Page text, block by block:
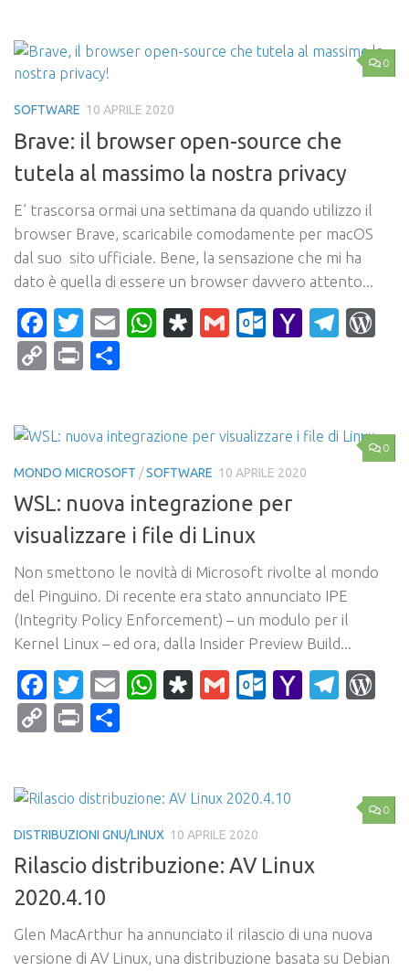
0
SOFTWARE 10 APRILE 2020
Brave: il browser open-source che
tutela al massimo la nostra privacy
E’ trascorsa ormai una settimana da quando utilizzo il
browser Brave, scaricabile comodamente per macOS
dal suo sito ufficiale. Bene, la sensazione che mi ha
dato è quella di essere un browser davvero attento...
Facebook
Twitter
EmailWhatsApp
Diaspora
Gmail Yahoo
CopyPrint
0
MONDO MICROSOFT /SOFTWARE 10 APRILE 2020
WSL: nuova integrazione per
visualizzare i file di Linux
Non smettono le novità di Microsoft rivolte al mondo
del Pinguino. Di recente era stato annunciato IPE
(Integrity Policy Enforcement) – un modulo per il
Kernel Linux – ed ora, dalla Insider Preview Build...
Facebook
Twitter
EmailWhatsApp
Diaspora
Gmail Yahoo
CopyPrint
0
DISTRIBUZIONI GNU/LINUX 10 APRILE 2020
Rilascio distribuzione: AV Linux
2020.4.10
Glen MacArthur ha annunciato il rilascio di una nuova
versione di AV Linux, una distribuzione basata su Debian